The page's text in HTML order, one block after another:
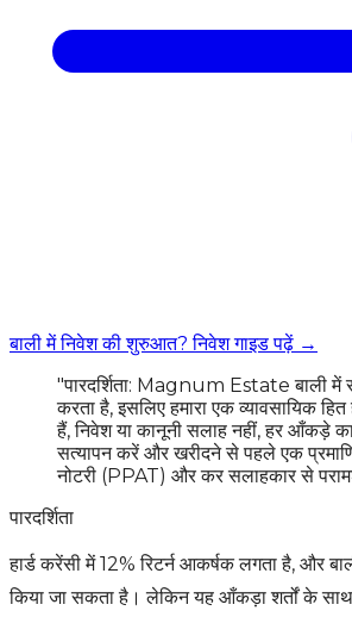
बाली में निवेश की शुरुआत? निवेश गाइड पढ़ें →
"पारदर्शिता: Magnum Estate बाली में
करता है, इसलिए हमारा एक व्यावसायिक
हैं, निवेश या कानूनी सलाह नहीं, हर आँकड़े
सत्यापन करें और खरीदने से पहले एक
नोटरी (PPAT) और कर सलाहकार से
पारदर्शिता
हार्ड करेंसी में 12% रिटर्न आकर्षक लगता है, और
किया जा सकता है। लेकिन यह आँकड़ा शर्तों के